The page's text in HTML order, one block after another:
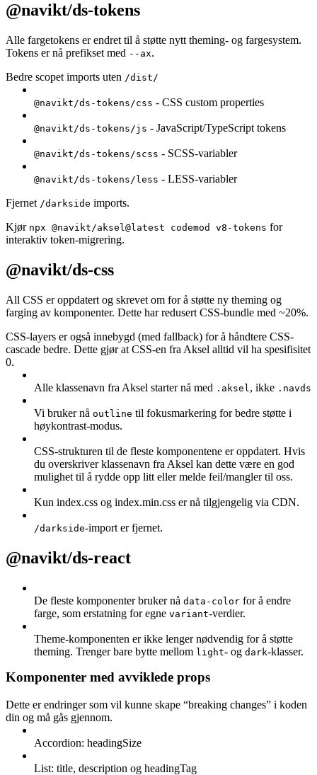
@navikt/ds-tokens
Alle fargetokens er endret til å støtte nytt theming- og fargesystem.
Tokens er nå prefikset med --ax.
Bedre scopet imports uten /dist/
@navikt/ds-tokens/css - CSS custom properties
@navikt/ds-tokens/js - JavaScript/TypeScript tokens
@navikt/ds-tokens/scss - SCSS-variabler
@navikt/ds-tokens/less - LESS-variabler
Fjernet /darkside imports.
Kjør npx @navikt/aksel@latest codemod v8-tokens for
interaktiv token-migrering.
@navikt/ds-css
All CSS er oppdatert og skrevet om for å støtte ny theming og
farging av komponenter. Dette har redusert CSS-bundle med ~20%.
CSS-layers er også innebygd (med fallback) for å håndtere CSS-
cascade bedre. Dette gjør at CSS-en fra Aksel alltid vil ha spesifisitet
0.
Alle klassenavn fra Aksel starter nå med .aksel, ikke .navds
Vi bruker nå outline til fokusmarkering for bedre støtte i
høykontrast-modus.
CSS-strukturen til de fleste komponentene er oppdatert. Hvis
du overskriver klassenavn fra Aksel kan dette være en god
mulighet til å rydde opp litt eller melde feil/mangler til oss.
Kun index.css og index.min.css er nå tilgjengelig via CDN.
/darkside-import er fjernet.
@navikt/ds-react
De fleste komponenter bruker nå data-color for å endre
farge, som erstatning for egne variant-verdier.
Theme-komponenten er ikke lenger nødvendig for å støtte
theming. Trenger bare bytte mellom light- og dark-klasser.
Komponenter med avviklede props
Dette er endringer som vil kunne skape “breaking changes” i koden
din og må gås gjennom.
Accordion: headingSize
List: title, description og headingTag